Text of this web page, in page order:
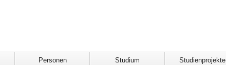
Personen Studium Studienprojekte